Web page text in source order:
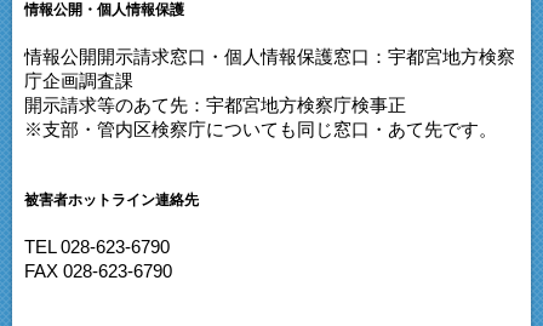
情報公開・個人情報保護
情報公開開示請求窓口・個人情報保護窓口：宇都宮地方検察
庁企画調査課
開示請求等のあて先：宇都宮地方検察庁検事正
※支部・管内区検察庁についても同じ窓口・あて先です。
被害者ホットライン連絡先
TEL 028-623-6790
FAX 028-623-6790